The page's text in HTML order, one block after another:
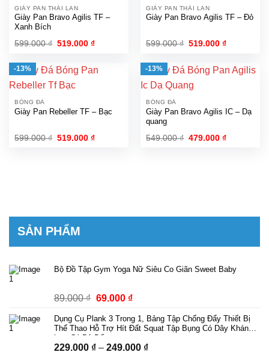
GIÀY PAN THÁI LAN
Giày Pan Bravo Agilis TF –
Xanh Bích
599.000₫ Giá
599.000 ₫.
519.000₫Giá
là:
519.000 ₫.
GIÀY PAN THÁI LAN
Giày Pan Bravo Agilis TF – Đỏ
599.000₫ Giá
599.000 ₫.
519.000₫Giá
là:
519.000 ₫.
-13%
BÓNG ĐÁ
Giày Pan Rebeller TF – Bạc
599.000₫ Giá
519.000₫Giá
-13%
BÓNG ĐÁ
Giày Pan Bravo Agilis IC – Dạ
quang
549.000₫ Giá
479.000₫Giá
SẢN PHẨM
Bộ Đồ Tập Gym Yoga Nữ Siêu Co Giãn Sweet Baby
89.000₫ Giá
là:
89.000 ₫.
69.000 ₫Giá
tại
69.000 ₫.
Dụng Cụ Plank 3 Trong 1, Bảng Tập Chống Đẩy Thiết Bị
Thể Thao Hỗ Trợ Hít Đất Squat Tập Bụng Có Dây Kháng
Lực Có Bộ Đếm
229.000 ₫ – 249.000 ₫Khoảng